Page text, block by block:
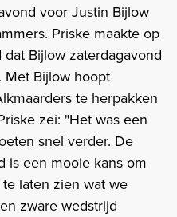
voor Justin Bijlow
Priske maakte op
Bijlow zaterdagavond
Bijlow hoopt
te herpakken
zei: "Het was een
snel verder. De
is een mooie kans om
laten zien wat we
zware wedstrijd